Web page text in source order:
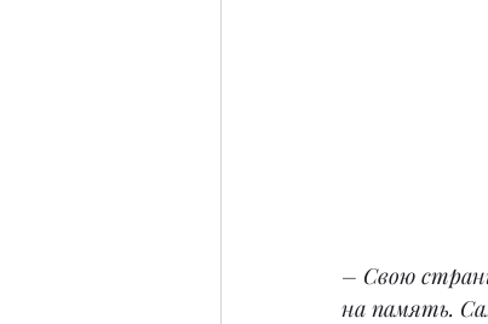
– Свою
на память.